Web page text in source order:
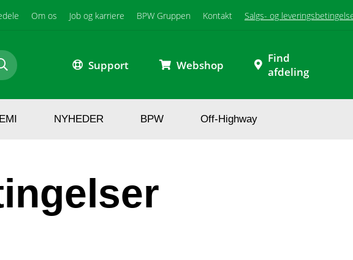
Om os Job og karriere BPW Gruppen Kontakt Salgs- og
Support Webshop
Find
afdeling
NYHEDER BPW Off-Highway